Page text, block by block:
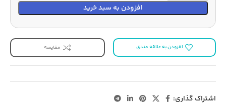
افزودن به سبد خرید
افزودن به علاقه مندی مقایسه
اشتراک گذاری: